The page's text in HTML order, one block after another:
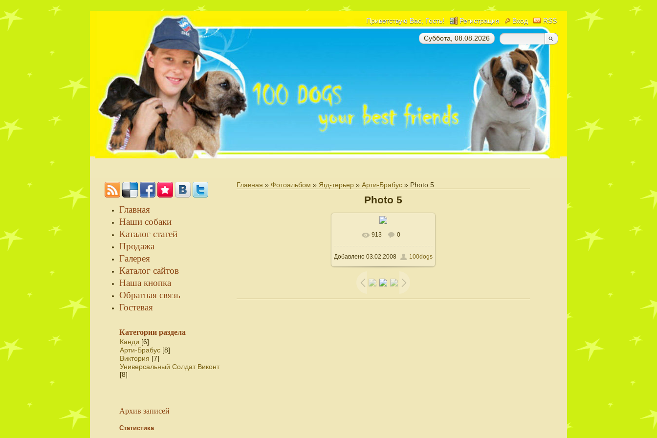
Приветствую Вас , Гость! Регистрация Вход RSS
Суббота, 08.08.2026
Главная » Фотоальбом » Ягд-терьер » Арти-Брабус » Photo 5
Photo 5
В реальном размере
600x500/ 69.9Kb
913 0
Добавлено 03.02.2008 100dogs
Главная
Наши собаки
Каталог статей
Продажа
Галерея
Каталог сайтов
Наша кнопка
Обратная связь
Гостевая
Категории раздела
Канди [6]
Арти-Брабус [8]
Виктория [7]
Универсальный Солдат Виконт
[8]
Архив записей
Статистика